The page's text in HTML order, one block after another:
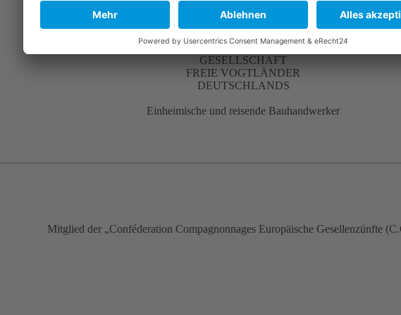
GESELLSCHAFT
FREIE VOGTLÄNDER
DEUTSCHLANDS
Einheimische und reisende Bauhandwerker
Mitglied der „Conféderation Compagnonnages Europäische Gesellenzünfte